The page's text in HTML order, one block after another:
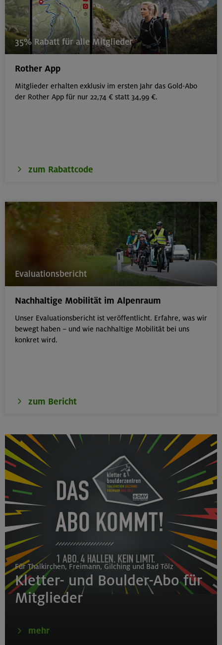
35% Rabatt für alle Mitglieder
Rother App
Mitglieder erhalten exklusiv im ersten Jahr das Gold-Abo
der Rother App für nur 22,74 € statt 34,99 €.
zum Rabattcode
Evaluationsbericht
Nachhaltige Mobilität im Alpenraum
Unser Evaluationsbericht ist veröffentlicht. Erfahre, was wir
bewegt haben – und wie nachhaltige Mobilität bei uns
konkret wird.
zum Bericht
Für Thalkirchen, Freimann, Gilching und Bad Tölz
Kletter- und Boulder-Abo für
Mitglieder
mehr